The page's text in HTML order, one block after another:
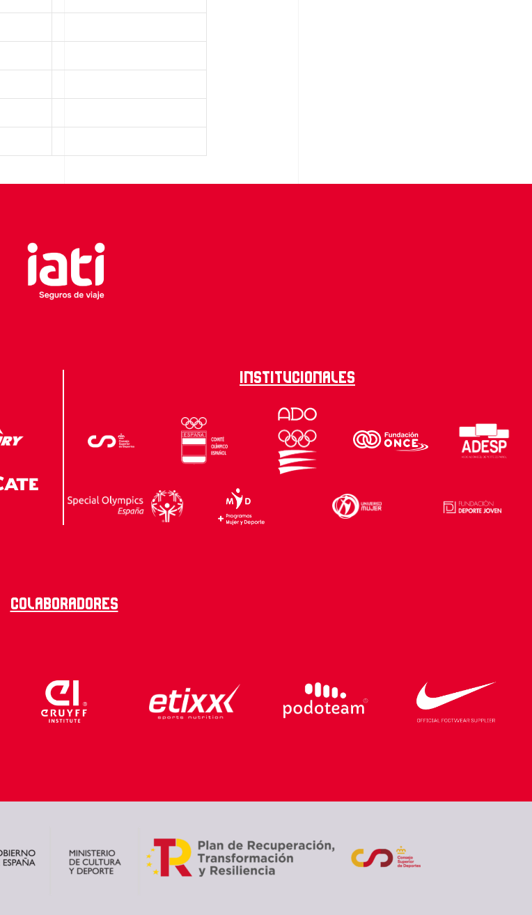
Institucionales
Colaboradores